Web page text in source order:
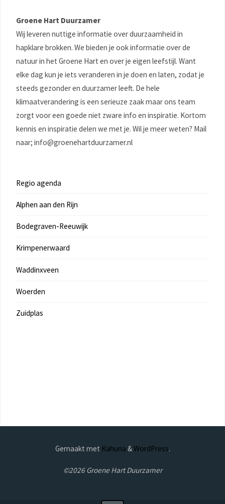
Groene Hart Duurzamer
Wij leveren nuttige informatie over duurzaamheid in
hapklare brokken. We bieden je ook informatie over de
natuur in het Groene Hart en over je eigen leefstijl. Want
elke dag kun je iets veranderen in je doen en laten, zodat je
steeds gezonder en duurzamer leeft. De hele
klimaatverandering is een serieuze zaak maar ons team
zorgt voor een goede niet zware info en inspiratie. Kortom
kennis en inspiratie delen we met je. Wil je meer weten? Mail
naar; info@groenehartduurzamer.nl
Regio agenda
Alphen aan den Rijn
Bodegraven-Reeuwijk
Krimpenerwaard
Waddinxveen
Woerden
Zuidplas
Gemaakt met Kahuna &WordPress.
©2026 Groene Hart Duurzamer